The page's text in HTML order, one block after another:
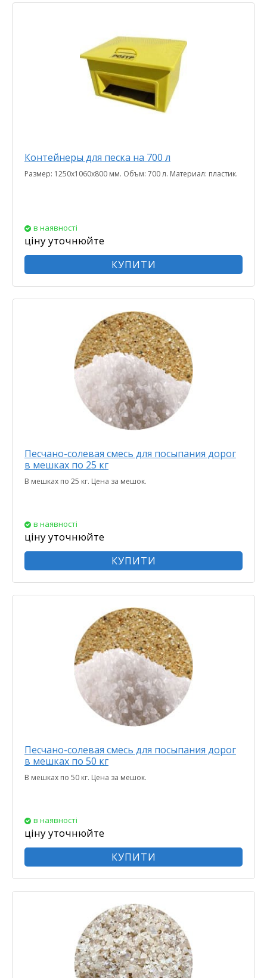
Контейнеры для песка на 700 л
Размер: 1250х1060х800 мм. Объм: 700 л. Материал: пластик.
в наявності
ціну уточнюйте
КУПИТИ
Песчано-солевая смесь для посыпания дорог
в мешках по 25 кг
В мешках по 25 кг. Цена за мешок.
в наявності
ціну уточнюйте
КУПИТИ
Песчано-солевая смесь для посыпания дорог
в мешках по 50 кг
В мешках по 50 кг. Цена за мешок.
в наявності
ціну уточнюйте
КУПИТИ